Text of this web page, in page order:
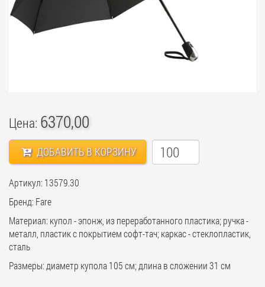
Цена: 6370,00
ДОБАВИТЬ В КОРЗИНУ
Артикул: 13579.30
Бренд: Fare
Материал: купол - эпонж, из переработанного пластика; ручка -
металл, пластик с покрытием софт-тач; каркас - стеклопластик,
сталь
Размеры: диаметр купола 105 см; длина в сложении 31 см